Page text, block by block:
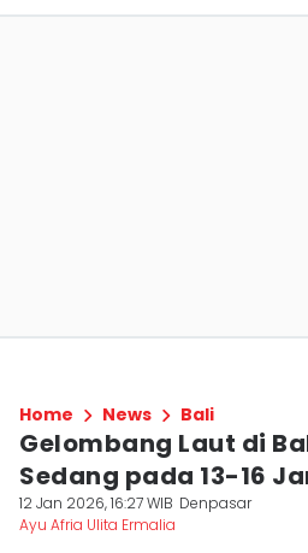
Home News Bali
Gelombang Laut di
Sedang pada 13-16
12 Jan 2026, 16:27 WIB Denpasar
Ayu Afria Ulita Ermalia